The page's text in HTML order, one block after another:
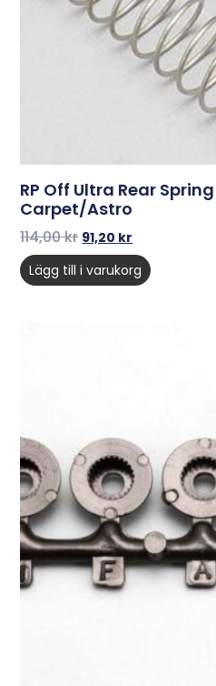
RP Off Ultra Rear
Carpet/Astro
114,00kr 91,20 kr
Lägg till i varukorg